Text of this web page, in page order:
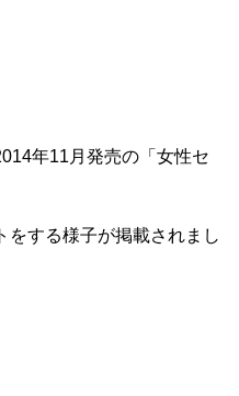
年11月発売の「女性セ
をする様子が掲載されまし